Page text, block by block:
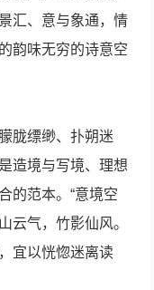
汇、意与象通，情
韵味无穷的诗意空
胧缥缈、扑朔迷
造境与写境、理想
的范本。“意境空
云气，竹影仙风。
宜以恍惚迷离读